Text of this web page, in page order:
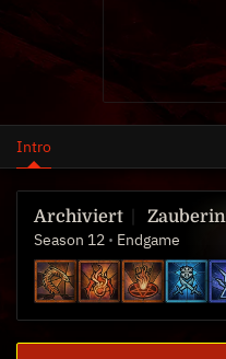
Intro
Zauberin
Season 12
Endgame